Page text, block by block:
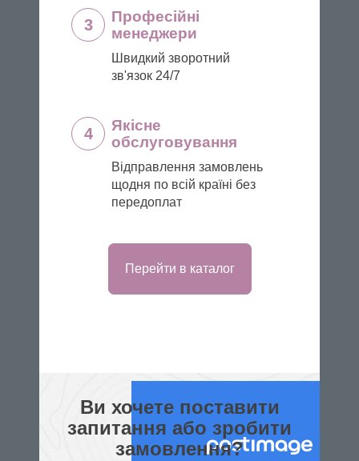
3
Професійні
менеджери
Швидкий зворотний
зв'язок 24/7
4
Якісне
обслуговування
Відправлення замовлень
щодня по всій країні без
передоплат
Перейти в каталог
Ви хочете поставити
запитання або зробити
замовлення?